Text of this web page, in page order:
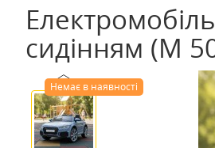
сидінням (M
Немає в наявності